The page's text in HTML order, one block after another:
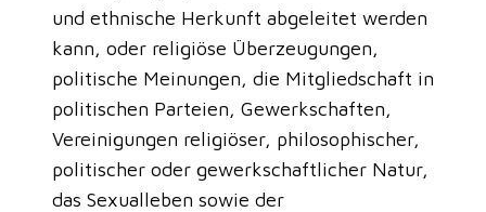
und ethnische Herkunft abgeleitet werden
kann, oder religiöse Überzeugungen,
politische Meinungen, die Mitgliedschaft in
politischen Parteien, Gewerkschaften,
Vereinigungen religiöser, philosophischer,
politischer oder gewerkschaftlicher Natur,
das Sexualleben sowie der